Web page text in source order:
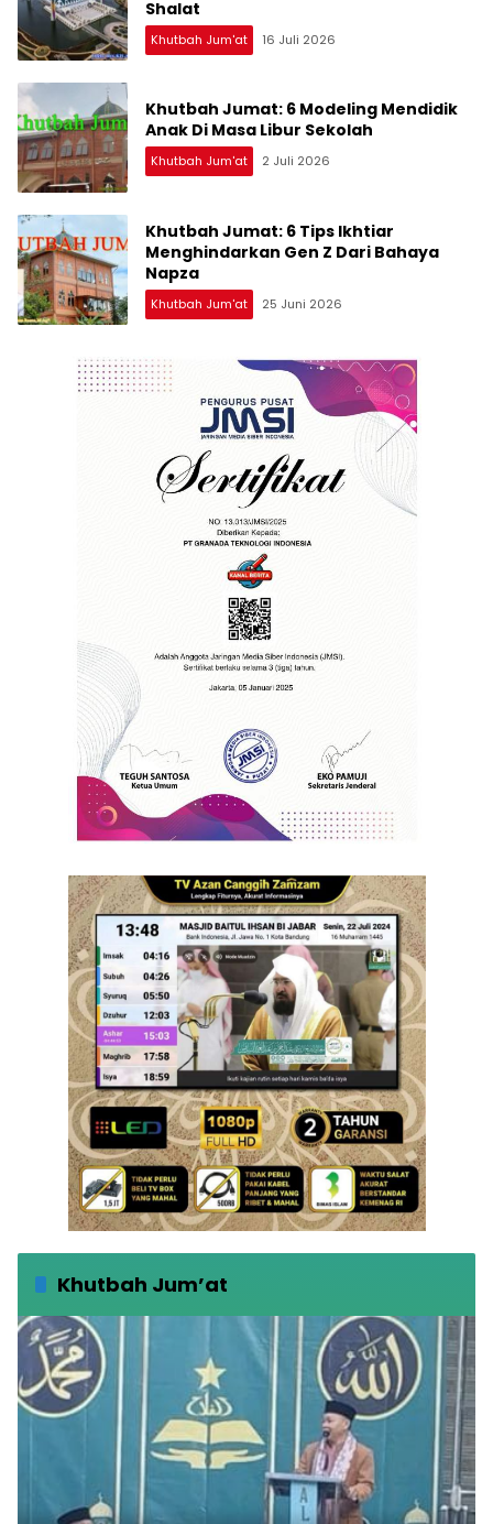
Shalat
Khutbah Jum'at 16 Juli 2026
Khutbah Jumat: 6 Modeling Mendidik
Anak Di Masa Libur Sekolah
Khutbah Jum'at 2 Juli 2026
Khutbah Jumat: 6 Tips Ikhtiar
Menghindarkan Gen Z Dari Bahaya
Napza
Khutbah Jum'at 25 Juni 2026
Khutbah Jum’at